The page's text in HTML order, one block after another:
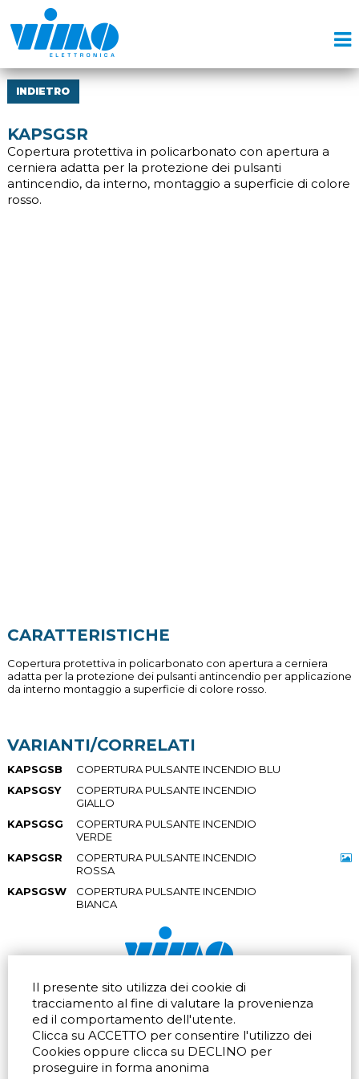
Il presente sito utilizza dei cookie di
tracciamento al fine di valutare la provenienza
ed il comportamento dell'utente.
Clicca su ACCETTO per consentire l'utilizzo dei
Cookies oppure clicca su DECLINO per
proseguire in forma anonima
INDIETRO
KAPSGSR
Copertura protettiva in policarbonato con apertura a
cerniera adatta per la protezione dei pulsanti
antincendio, da interno, montaggio a superficie di colore
rosso.
CARATTERISTICHE
Copertura protettiva in policarbonato con apertura a cerniera
adatta per la protezione dei pulsanti antincendio per applicazione
da interno montaggio a superficie di colore rosso.
VARIANTI/CORRELATI
KAPSGSB
COPERTURA PULSANTE INCENDIO BLU
KAPSGSY
COPERTURA PULSANTE INCENDIO
GIALLO
KAPSGSG
COPERTURA PULSANTE INCENDIO
VERDE
KAPSGSR
COPERTURA PULSANTE INCENDIO
ROSSA
KAPSGSW
COPERTURA PULSANTE INCENDIO
BIANCA
Via dell'artigianato 32Q
20865 Usmate Velate (MB)
Indicazioni Stradali
Tel. +39 039 672520
Fax +39 039 672568
Email
Via Pontina 583
Roma (RM) 00128
Tel.+39 06 80079273
Via San Crispino 64
Padova (PD) 35129